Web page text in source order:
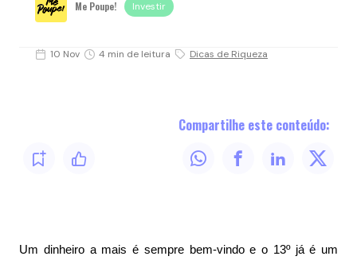
Me Poupe! Investir
10 Nov 4 min de leitura Dicas de Riqueza
Compartilhe este conteúdo:
Um dinheiro a mais é sempre bem-vindo e o 13º já é um